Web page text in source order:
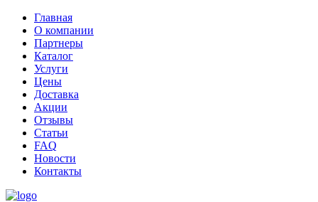
Главная
О компании
Партнеры
Каталог
Услуги
Цены
Доставка
Акции
Отзывы
Статьи
FAQ
Новости
Контакты